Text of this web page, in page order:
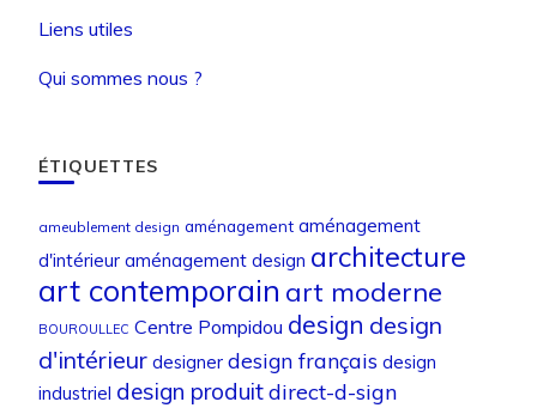
Liens utiles
Qui sommes nous ?
ÉTIQUETTES
ameublement design aménagement aménagement
d'intérieur aménagement design architecture
art contemporain art moderne
BOUROULLEC Centre Pompidou design design
d'intérieur designer design français design
industriel design produitdirect-d-sign